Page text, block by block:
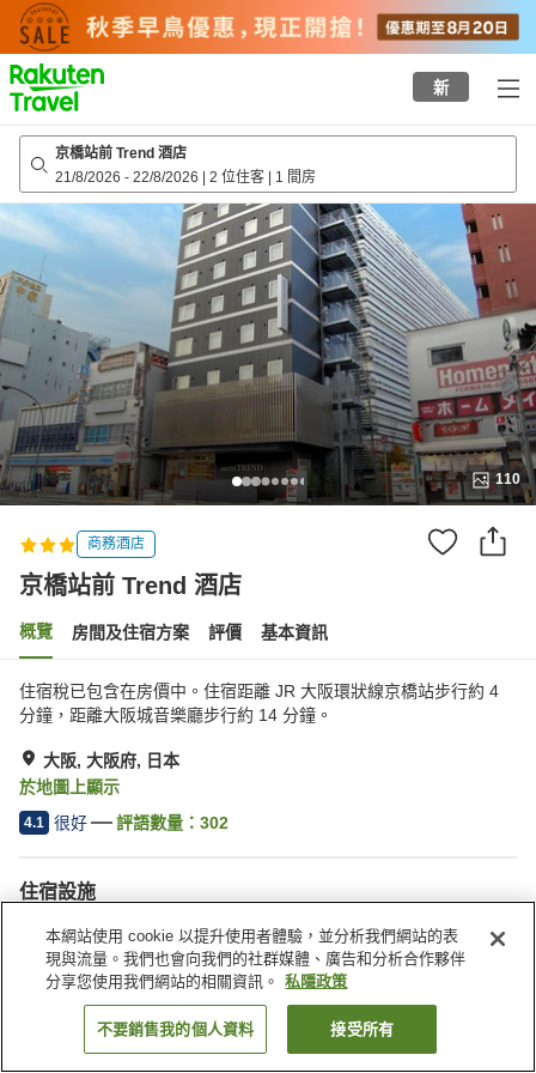
to
top
page
新
京橋站前 Trend 酒店
21/8/2026 - 22/8/2026 | 2 位住客 | 1 間房
110
商務酒店
京橋站前 Trend 酒店
概覽 房間及住宿方案 評價 基本資訊
住宿稅已包含在房價中。住宿距離 JR 大阪環狀線京橋站步行約 4
分鐘，距離大阪城音樂廳步行約 14 分鐘。
大阪, 大阪府, 日本
於地圖上顯示
4.1 很好 評語數量： 302
住宿設施
Wi-Fi
步行 5 分鐘可到車站
自動販賣機
收費洗衣房
找客房
本網站使用 cookie 以提升使用者體驗，並分析我們網站的表
現與流量。我們也會向我們的社群媒體、廣告和分析合作夥伴
分享您使用我們網站的相關資訊。
私隱政策
不要銷售我的個人資料 接受所有